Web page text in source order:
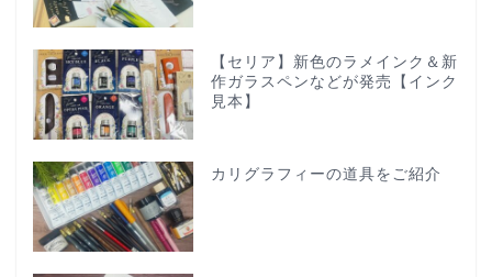
【セリア】新色のラメインク＆新
作ガラスペンなどが発売【インク
見本】
カリグラフィーの道具をご紹介